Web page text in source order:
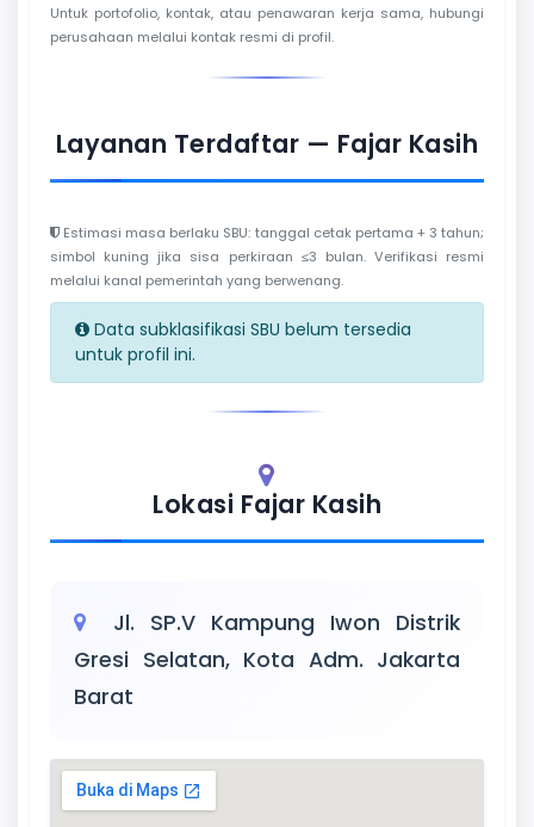
Untuk portofolio, kontak, atau penawaran kerja sama, hubungi
perusahaan melalui kontak resmi di profil.
Layanan Terdaftar — Fajar Kasih
Estimasi masa berlaku SBU: tanggal cetak pertama + 3 tahun;
simbol kuning jika sisa perkiraan ≤3 bulan. Verifikasi resmi
melalui kanal pemerintah yang berwenang.
Data subklasifikasi SBU belum tersedia
untuk profil ini.
Lokasi Fajar Kasih
Jl. SP.V Kampung Iwon Distrik
Gresi Selatan, Kota Adm. Jakarta
Barat